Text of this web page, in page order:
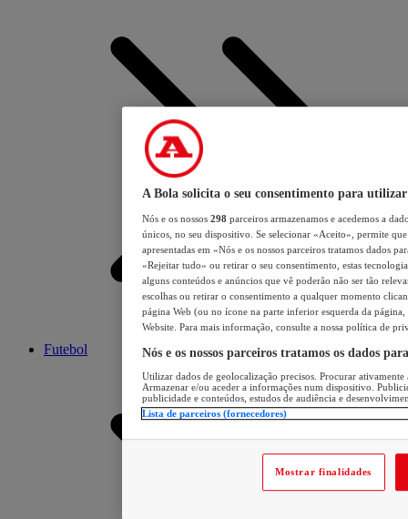
Futebol
A Bola solicita o seu consentimento para utilizar
Nós e os nossos 298 parceiros armazenamos e acedemos a
únicos, no seu dispositivo. Se selecionar «Aceito», permite
apresentadas em «Nós e os nossos parceiros tratamos dados
«Rejeitar tudo» ou retirar o seu consentimento, estas
alguns conteúdos e anúncios que vê poderão não ser tão
escolhas ou retirar o consentimento a qualquer momento
página Web (ou no ícone na parte inferior esquerda da página,
Website. Para mais informação, consulte a nossa política de
Nós e os nossos parceiros tratamos os dados
Utilizar dados de geolocalização precisos. Procurar
Armazenar e/ou aceder a informações num dispositivo.
publicidade e conteúdos, estudos de audiência e
Lista de parceiros (fornecedores)
Mostrar finalidades